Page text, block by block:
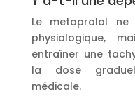
Le metoprolol
physiologique,
entraîner une
la dose
médicale.